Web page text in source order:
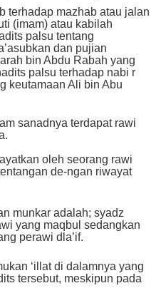
terhadap mazhab atau jalan
(imam) atau kabilah
palsu tentang
dan pujian
bin Abdu Rabah yang
palsu terhadap nabi r
keutamaan Ali bin Abu
sanadnya terdapat rawi
oleh seorang rawi
de-ngan riwayat
munkar adalah; syadz
yang maqbul sedangkan
perawi dla’if.
‘illat di dalamnya yang
tersebut, meskipun pada